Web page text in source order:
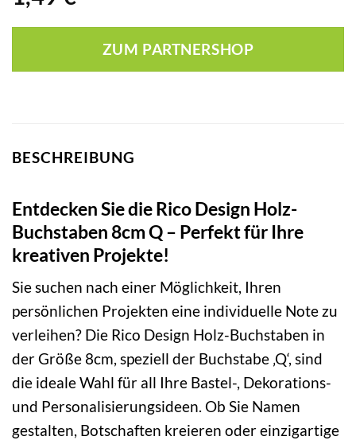
ZUM PARTNERSHOP
BESCHREIBUNG
Entdecken Sie die Rico Design Holz-
Buchstaben 8cm Q – Perfekt für Ihre
kreativen Projekte!
Sie suchen nach einer Möglichkeit, Ihren
persönlichen Projekten eine individuelle Note zu
verleihen? Die Rico Design Holz-Buchstaben in
der Größe 8cm, speziell der Buchstabe ‚Q‘, sind
die ideale Wahl für all Ihre Bastel-, Dekorations-
und Personalisierungsideen. Ob Sie Namen
gestalten, Botschaften kreieren oder einzigartige